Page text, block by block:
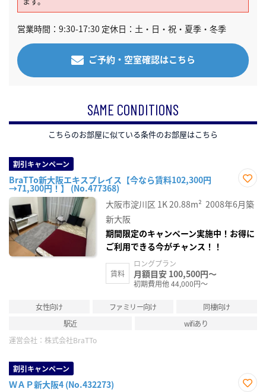
営業時間：9:30-17:30 定休日：土・日・祝・夏季・冬季
ご予約・空室確認はこちら
SAME CONDITIONS
こちらのお部屋に似ている条件のお部屋はこちら
割引キャンペーン
BraTTo新大阪エキスプレイス【今なら賃料102,300円
→71,300円！】 (No.477368)
に入
り登
大阪市淀川区 1K20.88m² 2008年6月築
新大阪
期間限定のキャンペーン実施中！お得に
ご利用できる今がチャンス！！
賃料
ロングプラン
月額目安 100,500円～
初期費用他 44,000円～
女性向け ファミリー向け
同棲向け
駅近
wifiあり
運営会社： 株式会社BraTTo
割引キャンペーン
ＷＡＰ新大阪4 (No.432273)